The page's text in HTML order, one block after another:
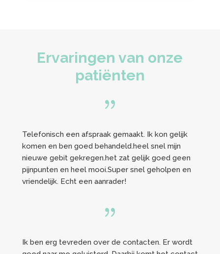
Ervaringen van onze
patiënten
{
Telefonisch een afspraak gemaakt. Ik kon gelijk
komen en ben goed behandeld.heel snel mijn
nieuwe gebit gekregen.het zat gelijk goed geen
pijnpunten en heel mooi.Super snel geholpen en
vriendelijk. Echt een aanrader!
{
Ik ben erg tevreden over de contacten. Er wordt